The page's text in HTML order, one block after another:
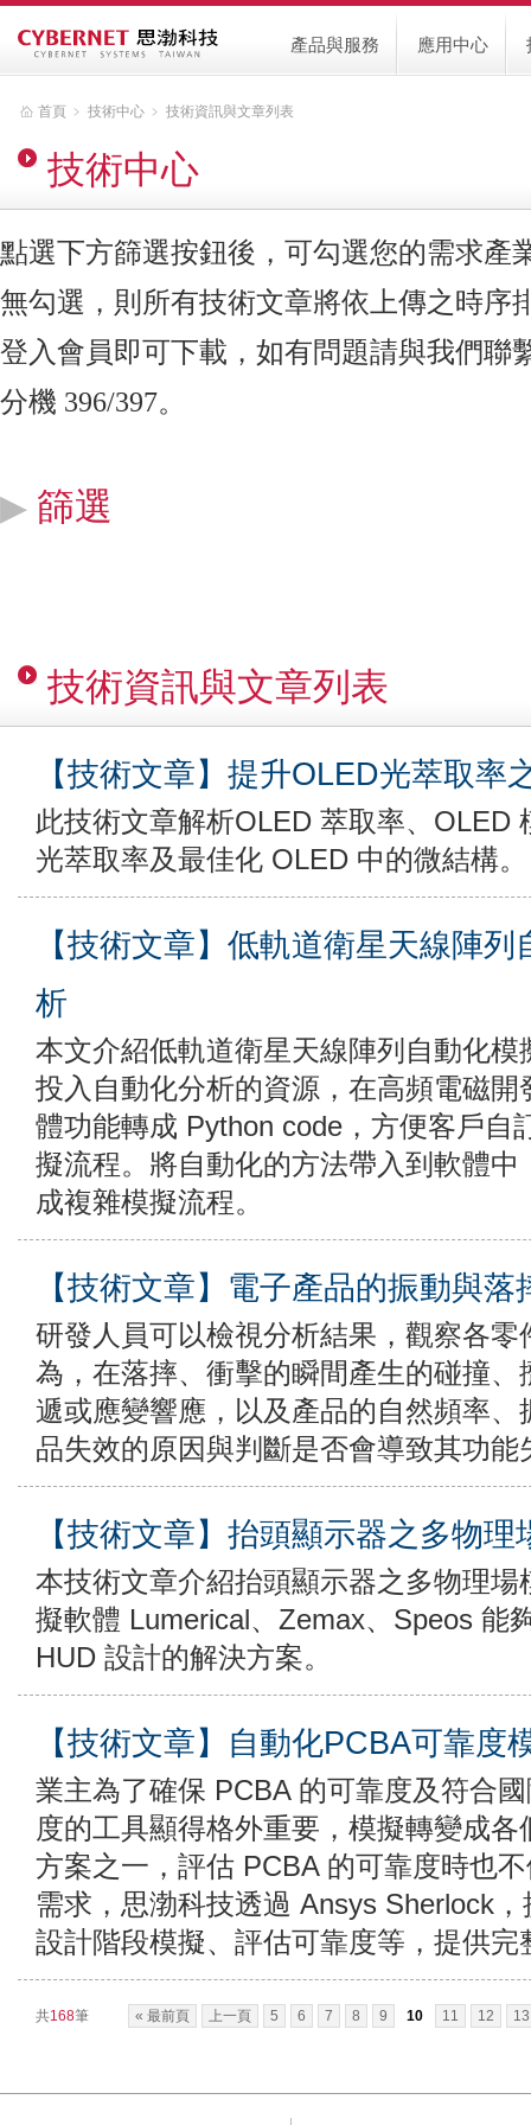
應用中心
產品與服務
首頁 ﹥ 技術中心 ﹥ 技術資訊與文章列表
技術中心
點選下方篩選按鈕後，可勾選您的需求產
無勾選，則所有技術文章將依上傳之時序
登入會員即可下載，如有問題請與我們聯
分機 396/397。
▶ 篩選
技術資訊與文章列表
【技術文章】提升OLED光萃取率
此技術文章解析OLED 萃取率、OLED
光萃取率及最佳化 OLED 中的微結構。
【技術文章】低軌道衛星天線陣
析
本文介紹低軌道衛星天線陣列自動化
投入自動化分析的資源，在高頻電磁
體功能轉成 Python code，方便客戶自
擬流程。將自動化的方法帶入到軟體
成複雜模擬流程。
【技術文章】電子產品的振動與落
研發人員可以檢視分析結果，觀察各
為，在落摔、衝擊的瞬間產生的碰撞
遞或應變響應，以及產品的自然頻率
品失效的原因與判斷是否會導致其功能
【技術文章】抬頭顯示器之多物理
本技術文章介紹抬頭顯示器之多物理
擬軟體 Lumerical、Zemax、Speos 能
HUD 設計的解決方案。
【技術文章】自動化PCBA可靠度
業主為了確保 PCBA 的可靠度及符合
度的工具顯得格外重要，模擬轉變成
方案之一，評估 PCBA 的可靠度時也
需求，思渤科技透過 Ansys Sherlock
設計階段模擬、評估可靠度等，提供完
共168筆 « 最前頁 上一頁 5 6 7 8 9 10 11 12 13